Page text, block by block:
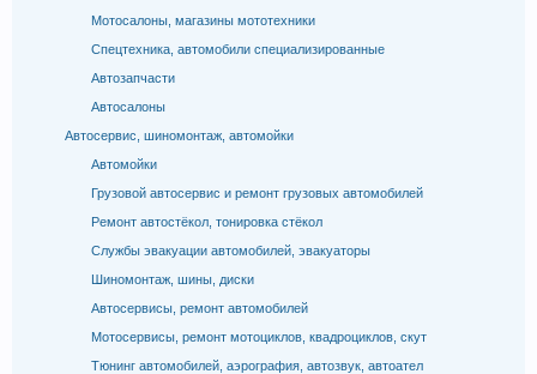
Мотосалоны, магазины мототехники
Спецтехника, автомобили специализированные
Автозапчасти
Автосалоны
Автосервис, шиномонтаж, автомойки
Автомойки
Грузовой автосервис и ремонт грузовых автомобилей
Ремонт автостёкол, тонировка стёкол
Службы эвакуации автомобилей, эвакуаторы
Шиномонтаж, шины, диски
Автосервисы, ремонт автомобилей
Мотосервисы, ремонт мотоциклов, квадроциклов, скут
Тюнинг автомобилей, аэрография, автозвук, автоател